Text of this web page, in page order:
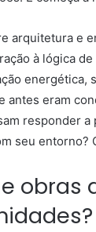
arquitetura e
à lógica
energética,
antes eram
responder
seu entorno?
obras